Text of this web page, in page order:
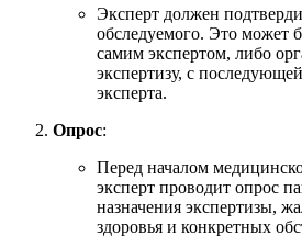
Эксперт должен
обследуемого. Это может
самим экспертом, либо
экспертизу, с
эксперта.
Опрос:
Перед началом
эксперт проводит опрос
назначения экспертизы,
здоровья и конкретных